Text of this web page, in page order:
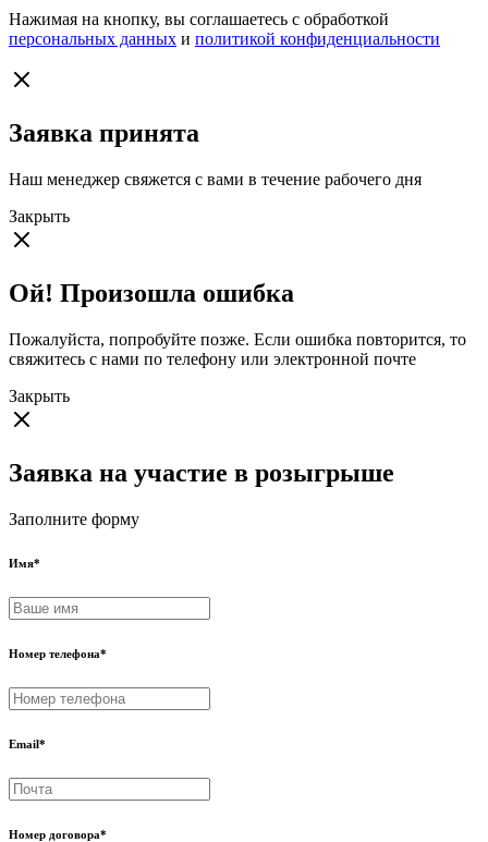
Нажимая на кнопку, вы соглашаетесь с обработкой
персональных данных и политикой конфиденциальности
Заявка принята
Наш менеджер свяжется с вами в течение рабочего дня
Закрыть
Ой! Произошла ошибка
Пожалуйста, попробуйте позже. Если ошибка повторится, то
свяжитесь с нами по телефону или электронной почте
Закрыть
Заявка на участие в розыгрыше
Заполните форму
Имя*
Номер телефона*
Email*
Номер договора*